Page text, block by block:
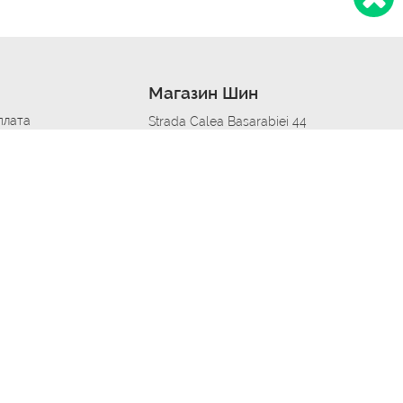
Магазин Шин
Strada Calea Basarabiei 44